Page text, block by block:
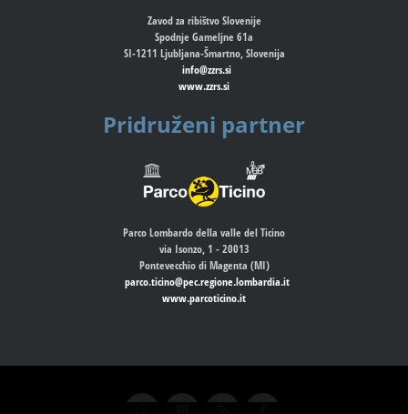
Zavod za ribištvo Slovenije
Spodnje Gameljne 61a
SI-1211 Ljubljana-Šmartno, Slovenija
info@zzrs.si
www.zzrs.si
Pridruženi partner
Parco Lombardo della valle del Ticino
via Isonzo, 1 - 20013
Pontevecchio di Magenta (MI)
parco.ticino@pec.regione.lombardia.it
www.parcoticino.it